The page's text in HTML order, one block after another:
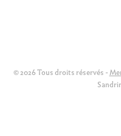
© 2026 Tous droits réservés -